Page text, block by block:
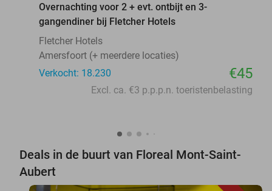
Overnachting voor 2 + evt. ontbijt en 3-
gangendiner bij Fletcher Hotels
Fletcher Hotels
Amersfoort (+ meerdere locaties)
Verkocht: 18.230
€45
Excl. ca. €3 p.p.p.n. toeristenbelasting
Deals in de buurt van Floreal Mont-Saint-
Aubert